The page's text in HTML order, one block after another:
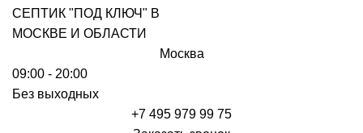
Москва
09:00 - 20:00
Без выходных
+7 495 979 99 75